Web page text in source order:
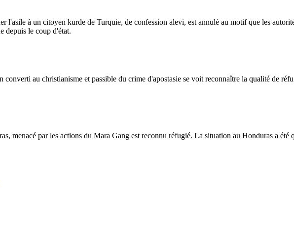
l'asile à un citoyen kurde de Turquie, de confession alevi, est annulé au motif que les
depuis le coup d'état.
converti au christianisme et passible du crime d'apostasie se voit reconnaître la qualité de
menacé par les actions du Mara Gang est reconnu réfugié. La situation au Honduras a été